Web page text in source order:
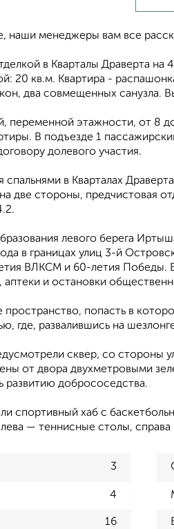
наши менеджеры вам все
в Кварталы Драверта
20 кв.м. Квартира -
два совмещенных санузла.
этажности, от 8
В подъезде 1
долевого участия.
спальнями в Кварталах
две стороны, предчистовая
левого берега
в границах улиц 3-й
ВЛКСМ и 60-летия Победы.
и остановки
попасть в
где, развалившись на
сквер, со стороны
от двора двухметровыми
развитию добрососедства.
спортивный хаб с
— теннисные столы,
3
4
16